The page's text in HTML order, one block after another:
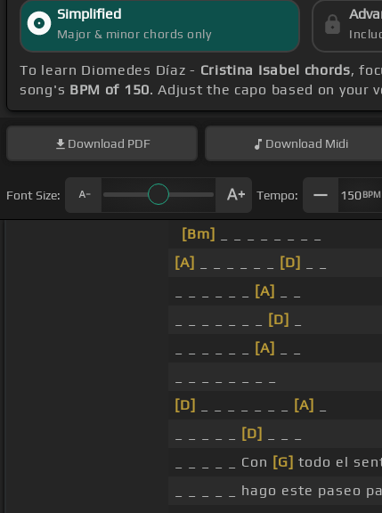
Simplified
Major & minor chords only
To learn Diomedes Díaz - Cristina Isabel chords,
song's BPM of 150. Adjust the capo based on your
Download PDF Download Midi
Font Size: Tempo: 150BPM
[Bm]
[A]
[D]
[A]
[D]
[A]
[D]
[A]
[D]
_ _ _ _ _ Con [G] todo el
_ _ _ _ _ hago este paseo